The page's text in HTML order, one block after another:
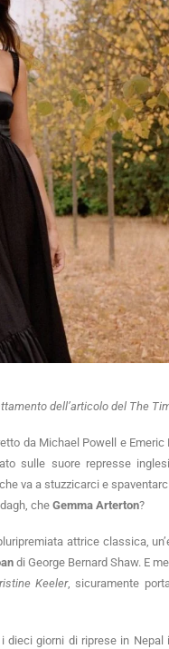
dell’articolo del The
da Michael Powell e Emeric
sulle suore represse
va a stuzzicarci e
che Gemma Arterton?
attrice classica,
di George Bernard Shaw. E
Keeler, sicuramente
dieci giorni di riprese in